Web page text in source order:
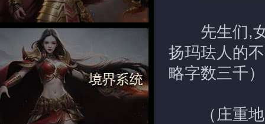
先生们,女
扬玛珐人的
略字数三千
（庄重地